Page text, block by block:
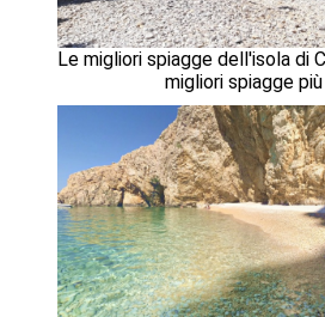
Le migliori spiagge dell'isola di
migliori spiagge